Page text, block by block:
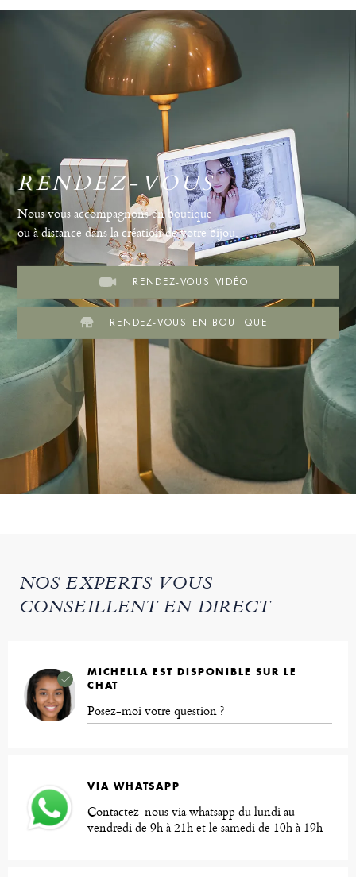
RENDEZ-VOUS
Nous vous accompagnons en boutique
ou à distance dans la création de votre bijou.
RENDEZ-VOUS VIDÉO
RENDEZ-VOUS EN BOUTIQUE
NOS EXPERTS VOUS
CONSEILLENT EN DIRECT
MICHELLA EST DISPONIBLE SUR LE
CHAT
Posez-moi votre question ?
VIA WHATSAPP
Contactez-nous via whatsapp du lundi au
vendredi de 9h à 21h et le samedi de 10h à 19h